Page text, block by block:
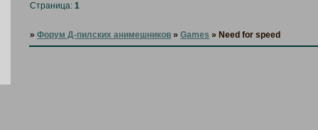
Страница:1
»Форум Д-пилских анимешников »Games » Need for speed